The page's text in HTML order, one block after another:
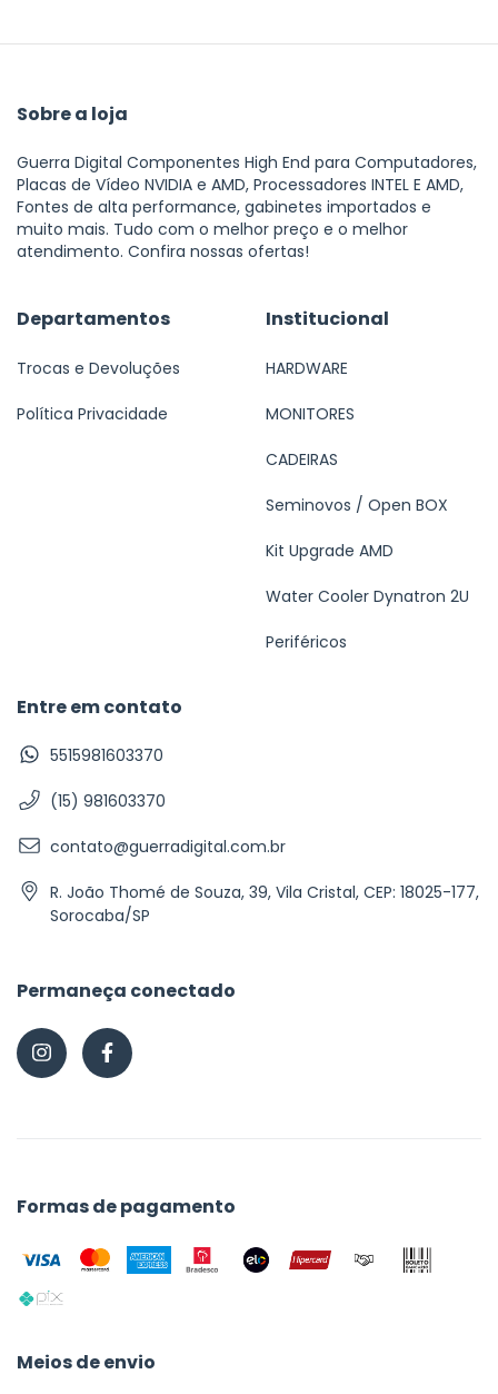
Sobre a loja
Guerra Digital Componentes High End para Computadores,
Placas de Vídeo NVIDIA e AMD, Processadores INTEL E AMD,
Fontes de alta performance, gabinetes importados e
muito mais. Tudo com o melhor preço e o melhor
atendimento. Confira nossas ofertas!
Departamentos
Trocas e Devoluções
Política Privacidade
Institucional
HARDWARE
MONITORES
CADEIRAS
Seminovos / Open BOX
Kit Upgrade AMD
Water Cooler Dynatron 2U
Periféricos
Entre em contato
5515981603370
(15) 981603370
contato@guerradigital.com.br
R. João Thomé de Souza, 39, Vila Cristal, CEP: 18025-177,
Sorocaba/SP
Permaneça conectado
Formas de pagamento
Meios de envio